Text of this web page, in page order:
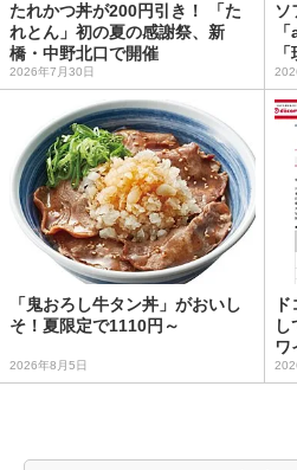
たれかつ丼が200円引き！ 「た
れとん」初の夏の感謝祭、新
橋・中野北口で開催
2026年7月30日
ソ
「鬼おろし牛タン丼」がおいし
そ！夏限定で1110円～
2026年8月5日
ワ